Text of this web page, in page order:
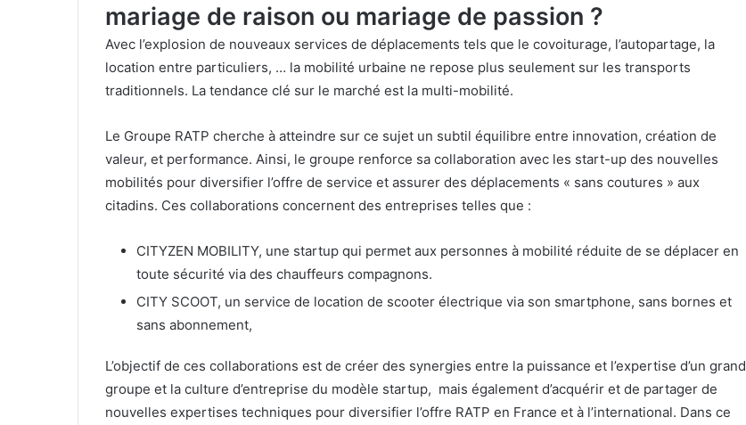
mariage de raison ou mariage de passion ?
Avec l’explosion de nouveaux services de déplacements tels que le covoiturage, l’autopartage, la
location entre particuliers, … la mobilité urbaine ne repose plus seulement sur les transports
traditionnels. La tendance clé sur le marché est la multi-mobilité.
Le Groupe RATP cherche à atteindre sur ce sujet un subtil équilibre entre innovation, création de
valeur, et performance. Ainsi, le groupe renforce sa collaboration avec les start-up des nouvelles
mobilités pour diversifier l’offre de service et assurer des déplacements « sans coutures » aux
citadins. Ces collaborations concernent des entreprises telles que :
CITYZEN MOBILITY, une startup qui permet aux personnes à mobilité réduite de se déplacer en
toute sécurité via des chauffeurs compagnons.
CITY SCOOT, un service de location de scooter électrique via son smartphone, sans bornes et
sans abonnement,
L’objectif de ces collaborations est de créer des synergies entre la puissance et l’expertise d’un grand
groupe et la culture d’entreprise du modèle startup, mais également d’acquérir et de partager de
nouvelles expertises techniques pour diversifier l’offre RATP en France et à l’international. Dans ce